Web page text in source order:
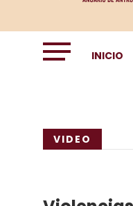
INICIO
VIDEO